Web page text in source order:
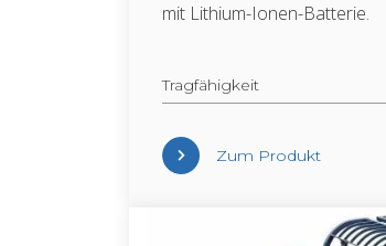
mit Li­thi­um-Ionen-Bat­te­rie.
Trag­fä­hig­keit
Zum Pro­dukt